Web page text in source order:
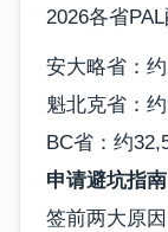
2026各省
安大略省：
魁北克省：
BC省：约
申请避坑指南
签前两大原因